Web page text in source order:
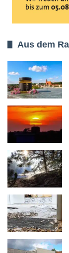
Aus dem